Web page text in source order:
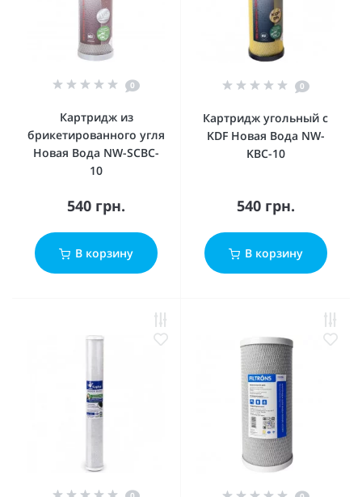
0
Картридж из
брикетированного угля
Новая Вода NW-SCBC-
10
540 грн.
В корзину
0
Картридж угольный с
KDF Новая Вода NW-
KBC-10
540 грн.
В корзину